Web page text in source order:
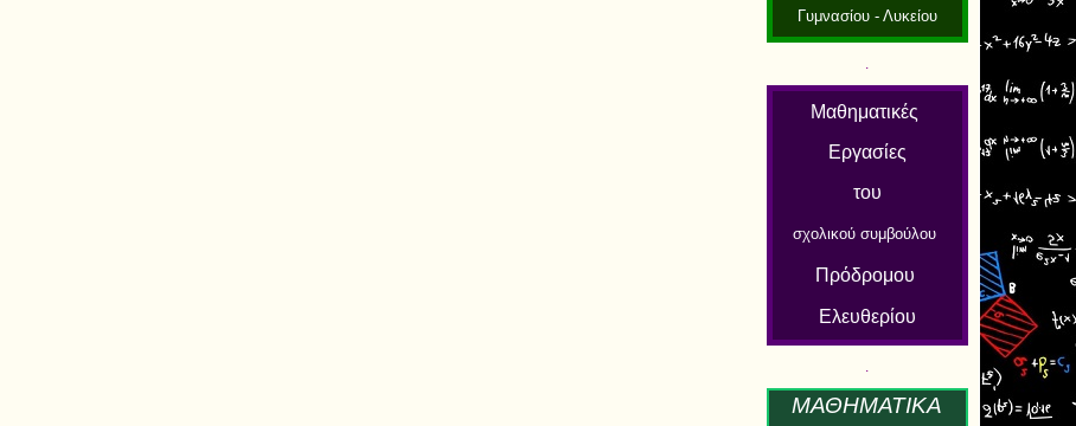
Γυμνασίου - Λυκείου
.
Μαθηματικές
Εργασίες
του
σχολικού συμβούλου
Πρόδρομου
Ελευθερίου
.
ΜΑΘΗΜΑΤΙΚΑ